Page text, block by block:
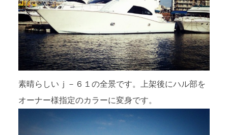
素晴らしいｊ－６１の全景です。上架後にハル部を
オーナー様指定のカラーに変身です。